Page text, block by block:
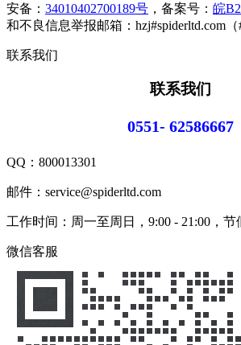
安备： 34010402700189号 ，备案号： 皖
和不良信息举报邮箱：hzj#spiderltd.com（
联系我们
联系我们
0551- 62586667
QQ： 800013301
邮件：service@spiderltd.com
工作时间：周一至周日，9:00 - 21:00，节
微信客服